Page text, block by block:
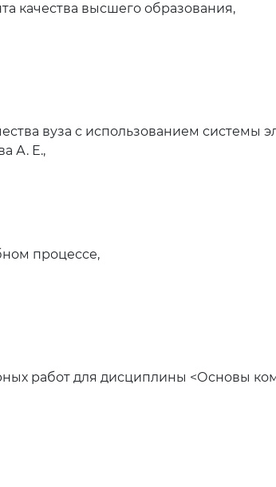
качества высшего образования,
вуза с использованием системы
А. Е.,
процессе,
работ для дисциплины <Основы